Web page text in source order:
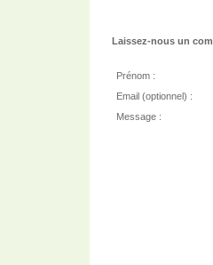
Laissez-nous un
Prénom :
Email (optionnel) :
Message :